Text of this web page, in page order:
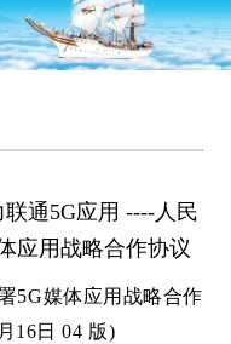
通5G应用 ----人民
应用战略合作协议
5G媒体应用战略合作
16日 04 版)